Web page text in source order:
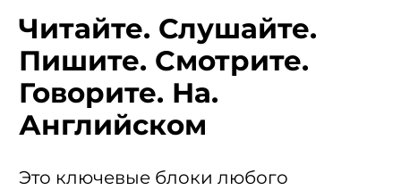
Читайте. Слушайте.
Пишите. Смотрите.
Говорите. На.
Английском
Это ключевые блоки любого